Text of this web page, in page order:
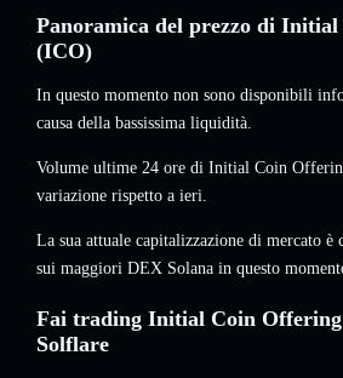
Panoramica del prezzo di
(ICO)
In questo momento non sono disponibili
causa della bassissima liquidità.
Volume ultime 24 ore di Initial Coin
variazione rispetto a ieri.
La sua attuale capitalizzazione di mercato è
sui maggiori DEX Solana in questo
Fai trading Initial Coin
Solflare